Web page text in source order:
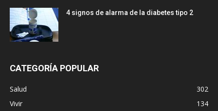
4 signos de alarma de la diabetes tipo 2
CATEGORÍA POPULAR
Salud
302
Vivir
134